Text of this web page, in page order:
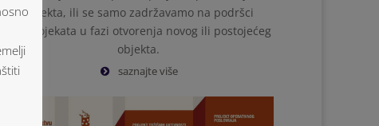
objekta, ili se samo zadržavamo na podršci
podprojekata u fazi otvorenja novog ili postojećeg
objekta.
saznajte više